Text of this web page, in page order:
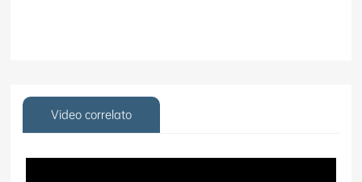
Video correlato